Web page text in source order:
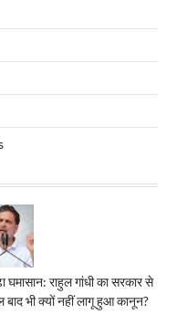
घमासान: राहुल गांधी का सरकार से
बाद भी क्यों नहीं लागू हुआ कानून?